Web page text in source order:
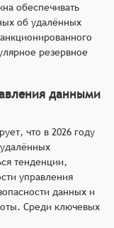
обеспечивать
об удалённых
резервное
данными
что в 2026 году
тенденции,
управления
данных и
Среди ключевых